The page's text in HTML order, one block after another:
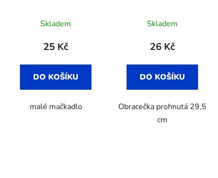
Skladem
25 Kč
DO KOŠÍKU
malé mačkadlo
Skladem
26 Kč
DO KOŠÍKU
Obracečka prohnutá 29,5
cm